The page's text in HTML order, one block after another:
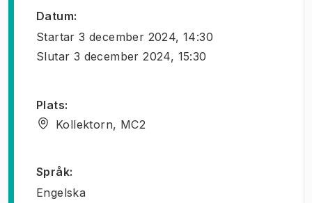
Datum:
Startar 3 december 2024, 14:30
Slutar 3 december 2024, 15:30
Plats:
Kollektorn, MC2
Språk:
Engelska